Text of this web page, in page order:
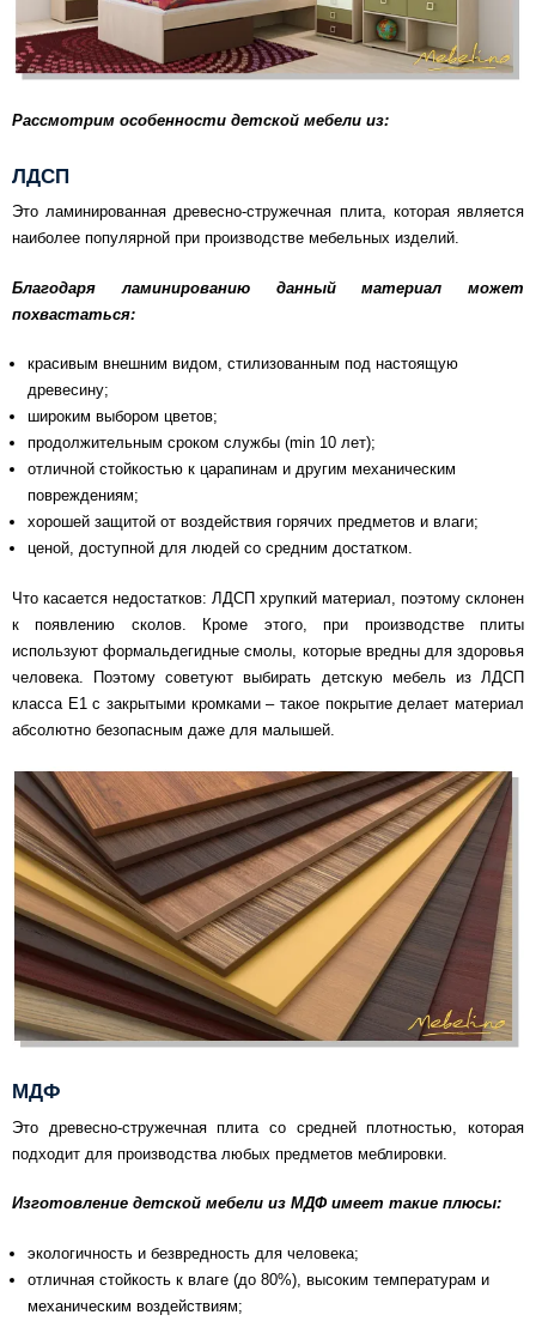
Рассмотрим особенности детской мебели из:
ЛДСП
Это ламинированная древесно-стружечная плита, которая является
наиболее популярной при производстве мебельных изделий.
Благодаря ламинированию данный материал может
похвастаться:
красивым внешним видом, стилизованным под настоящую
древесину;
широким выбором цветов;
продолжительным сроком службы (min 10 лет);
отличной стойкостью к царапинам и другим механическим
повреждениям;
хорошей защитой от воздействия горячих предметов и влаги;
ценой, доступной для людей со средним достатком.
Что касается недостатков: ЛДСП хрупкий материал, поэтому склонен
к появлению сколов. Кроме этого, при производстве плиты
используют формальдегидные смолы, которые вредны для здоровья
человека. Поэтому советуют выбирать детскую мебель из ЛДСП
класса Е1 с закрытыми кромками – такое покрытие делает материал
абсолютно безопасным даже для малышей.
МДФ
Это древесно-стружечная плита со средней плотностью, которая
подходит для производства любых предметов меблировки.
Изготовление детской мебели из МДФ имеет такие плюсы:
экологичность и безвредность для человека;
отличная стойкость к влаге (до 80%), высоким температурам и
механическим воздействиям;